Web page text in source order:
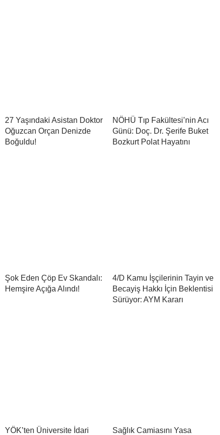
27 Yaşındaki Asistan Doktor
Oğuzcan Orçan Denizde
Boğuldu!
NÖHÜ Tıp Fakültesi’nin Acı
Günü: Doç. Dr. Şerife Buket
Bozkurt Polat Hayatını
Şok Eden Çöp Ev Skandalı:
Hemşire Açığa Alındı!
4/D Kamu İşçilerinin Tayin ve
Becayiş Hakkı İçin Beklentisi
Sürüyor: AYM Kararı
YÖK’ten Üniversite İdari
Sağlık Camiasını Yasa